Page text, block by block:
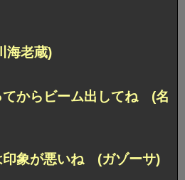
海老蔵)
てからビーム出してね (名
印象が悪いね (ガゾーサ)